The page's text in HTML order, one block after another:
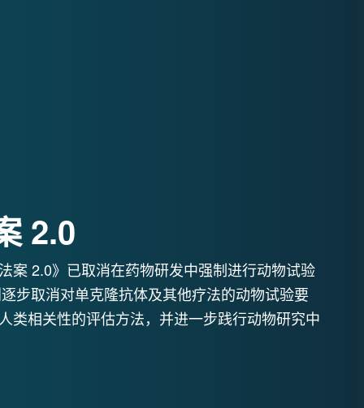
2.0
案 2.0》 已取消在药物研发中强制进行动物试验
步取消对单克隆抗体及其他疗法的动物试验要
相关性的评估方法，并进一步践行动物研究中